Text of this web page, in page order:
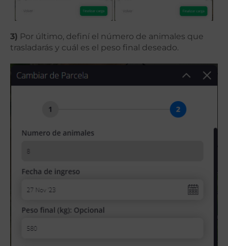
3) Por último, definí el número de animales que
trasladarás y cuál es el peso final deseado.